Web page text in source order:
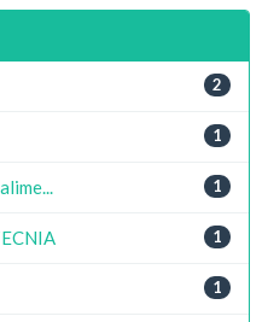
2
1
1
1
1